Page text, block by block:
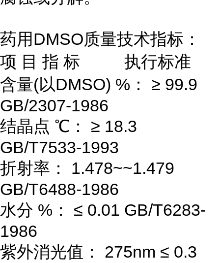
药用DMSO质量技术指标：
项 目 指 标 执行标准
含量(以DMSO) %： ≥ 99.9
GB/2307-1986
结晶点 ℃： ≥ 18.3
GB/T7533-1993
折射率： 1.478~~1.479
GB/T6488-1986
水分 %： ≤ 0.01 GB/T6283-
1986
紫外消光值： 275nm ≤ 0.3